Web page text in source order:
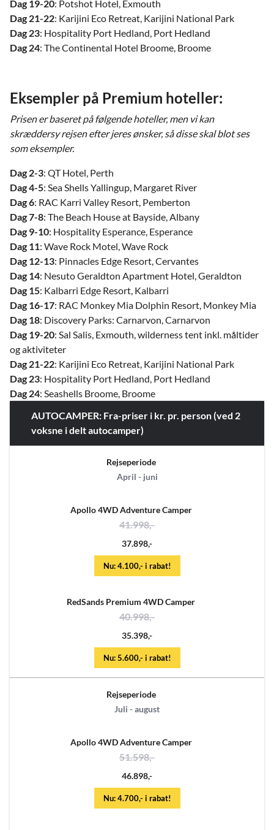
Dag 19-20: Potshot Hotel, Exmouth
Dag 21-22: Karijini Eco Retreat, Karijini National Park
Dag 23: Hospitality Port Hedland, Port Hedland
Dag 24: The Continental Hotel Broome, Broome
Eksempler på Premium hoteller:
Prisen er baseret på følgende hoteller, men vi kan
skræddersy rejsen efter jeres ønsker, så disse skal blot ses
som eksempler.
Dag 2-3: QT Hotel, Perth
Dag 4-5: Sea Shells Yallingup, Margaret River
Dag 6: RAC Karri Valley Resort, Pemberton
Dag 7-8: The Beach House at Bayside, Albany
Dag 9-10: Hospitality Esperance, Esperance
Dag 11: Wave Rock Motel, Wave Rock
Dag 12-13: Pinnacles Edge Resort, Cervantes
Dag 14: Nesuto Geraldton Apartment Hotel, Geraldton
Dag 15: Kalbarri Edge Resort, Kalbarri
Dag 16-17: RAC Monkey Mia Dolphin Resort, Monkey Mia
Dag 18: Discovery Parks: Carnarvon, Carnarvon
Dag 19-20: Sal Salis, Exmouth, wilderness tent inkl. måltider
og aktiviteter
Dag 21-22: Karijini Eco Retreat, Karijini National Park
Dag 23: Hospitality Port Hedland, Port Hedland
Dag 24: Seashells Broome, Broome
AUTOCAMPER: Fra-priser i kr. pr. person (ved 2
voksne i delt autocamper)
Rejseperiode
April - juni
Apollo 4WD Adventure Camper
41.998,-
37.898,-
Nu: 4.100,- i rabat!
RedSands Premium 4WD Camper
40.998,-
35.398,-
Nu: 5.600,- i rabat!
Rejseperiode
Juli - august
Apollo 4WD Adventure Camper
51.598,-
46.898,-
Nu: 4.700,- i rabat!